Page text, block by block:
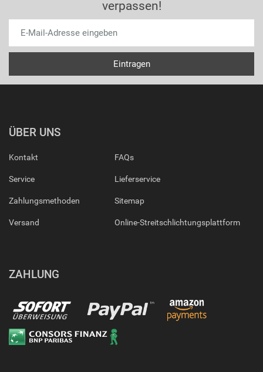
verpassen!
ÜBER UNS
Kontakt
Service
Zahlungsmethoden
Versand
FAQs
Lieferservice
Sitemap
Online-Streitschlichtungsplattform
ZAHLUNG